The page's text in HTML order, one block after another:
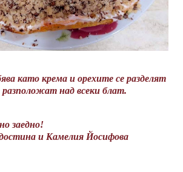
като крема и орехите се разделят
разположат над всеки блат.
заедно!
и Камелия Йосифова